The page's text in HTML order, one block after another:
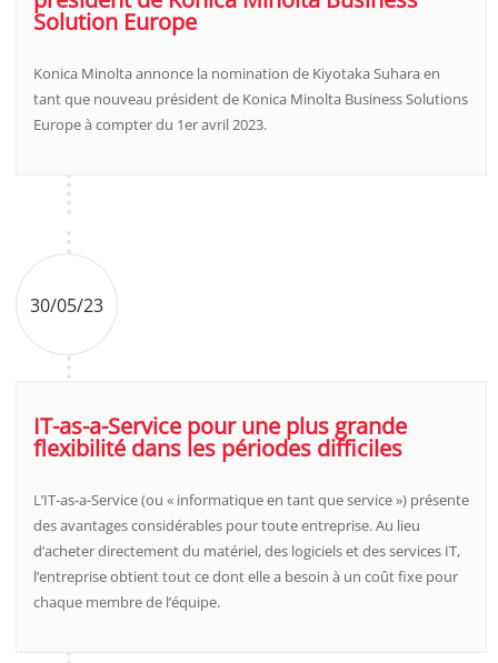
Solution Europe
Konica Minolta annonce la nomination de Kiyotaka Suhara en
tant que nouveau président de Konica Minolta Business Solutions
Europe à compter du 1er avril 2023.
30/05/23
IT-as-a-Service pour une plus grande
flexibilité dans les périodes difficiles
L’IT-as-a-Service (ou « informatique en tant que service ») présente
des avantages considérables pour toute entreprise. Au lieu
d’acheter directement du matériel, des logiciels et des services IT,
l’entreprise obtient tout ce dont elle a besoin à un coût fixe pour
chaque membre de l’équipe.